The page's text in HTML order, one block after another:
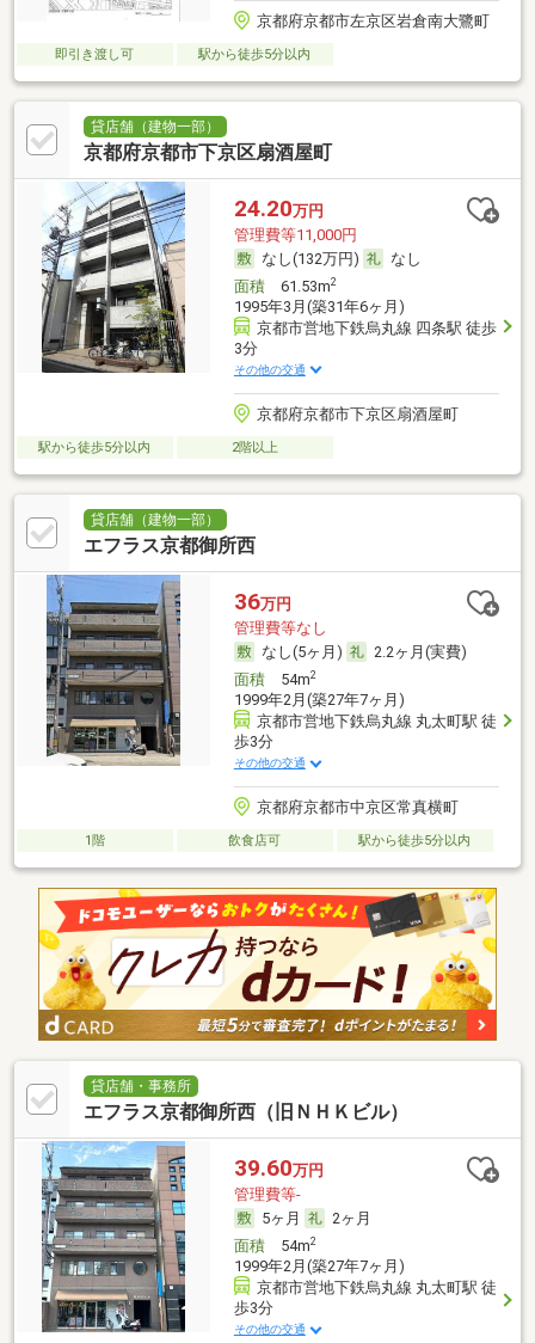
京都府京都市左京区岩倉南大鷺町
即引き渡し可 駅から徒歩5分以内
貸店舗（建物一部）
京都府京都市下京区扇酒屋町
24.20万円
管理費等11,000円
なし(132万円)
なし
面積61.53m2
1995年3月(築31年6ヶ月)
京都市営地下鉄烏丸線 四条駅 徒歩
3分
その他の交通
京都府京都市下京区扇酒屋町
駅から徒歩5分以内 2階以上
貸店舗（建物一部）
エフラス京都御所西
36万円
管理費等なし
なし(5ヶ月)
2.2ヶ月(実費)
面積54m2
1999年2月(築27年7ヶ月)
京都市営地下鉄烏丸線 丸太町駅 徒
歩3分
その他の交通
京都府京都市中京区常真横町
1階 飲食店可 駅から徒歩5分以内
貸店舗・事務所
エフラス京都御所西（旧ＮＨＫビル）
39.60万円
管理費等-
5ヶ月
2ヶ月
面積54m2
1999年2月(築27年7ヶ月)
京都市営地下鉄烏丸線 丸太町駅 徒
歩3分
その他の交通